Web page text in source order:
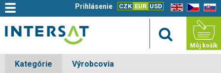
EN CZ SK
CZK EUR USD
Prihlásenie
Môj košík
Kategórie Výrobcovia